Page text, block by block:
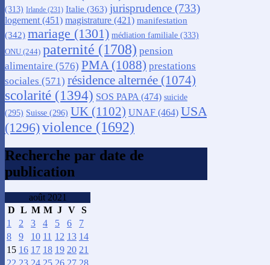
(313) Irlande (231) Italie (363) jurisprudence (733)
logement (451) magistrature (421) manifestation
(342) mariage (1301) médiation familiale (333)
ONU (244) paternité (1708) pension
alimentaire (576) PMA(1088) prestations
sociales (571) résidence alternée (1074)
scolarité (1394) SOS PAPA(474) suicide
(295) Suisse (296) UK (1102) UNAF (464) USA
(1296)violence (1692)
Recherche par date de
publication
août 2021
D L M M J V S
1
2 3 4 5 6
7
8
9 10 11 12 13 14
15 16 17 18 19 20 21
22 23 24 25 26 27 28